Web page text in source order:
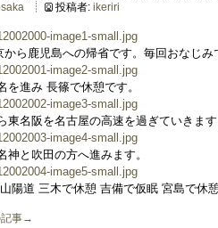
投稿者: ikeriri
から鹿児島への帰省です。毎回おなじ
を進み 長篠で休憩です。
東名阪を名古屋の高速を過ぎていきます
神と吹田の方へ進みます。
陽道 三木で休憩 吉備で仮眠 宮島で休
記事→